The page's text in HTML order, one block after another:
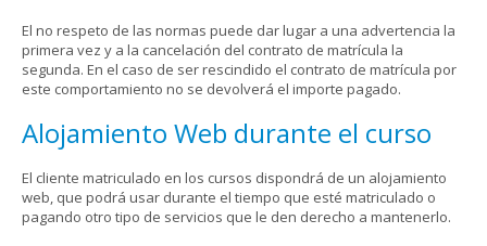
El no respeto de las normas puede dar lugar a una advertencia la
primera vez y a la cancelación del contrato de matrícula la
segunda. En el caso de ser rescindido el contrato de matrícula por
este comportamiento no se devolverá el importe pagado.
Alojamiento Web durante el curso
El cliente matriculado en los cursos dispondrá de un alojamiento
web, que podrá usar durante el tiempo que esté matriculado o
pagando otro tipo de servicios que le den derecho a mantenerlo.